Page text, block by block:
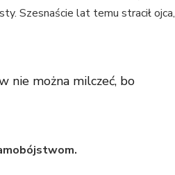
Szesnaście lat temu stracił ojca,
nie można milczeć, bo